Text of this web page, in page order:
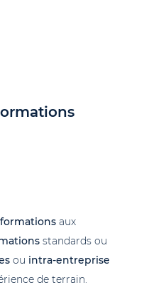
formationsaux
standards ou
ou intra-entreprise
de terrain.